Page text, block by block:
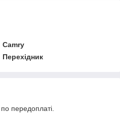
Camry
Перехідник
передоплаті.